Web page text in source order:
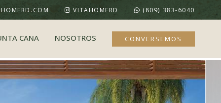
VITAHOMERD (809) 383-6040
CANA NOSOTROS CONVERSEMOS